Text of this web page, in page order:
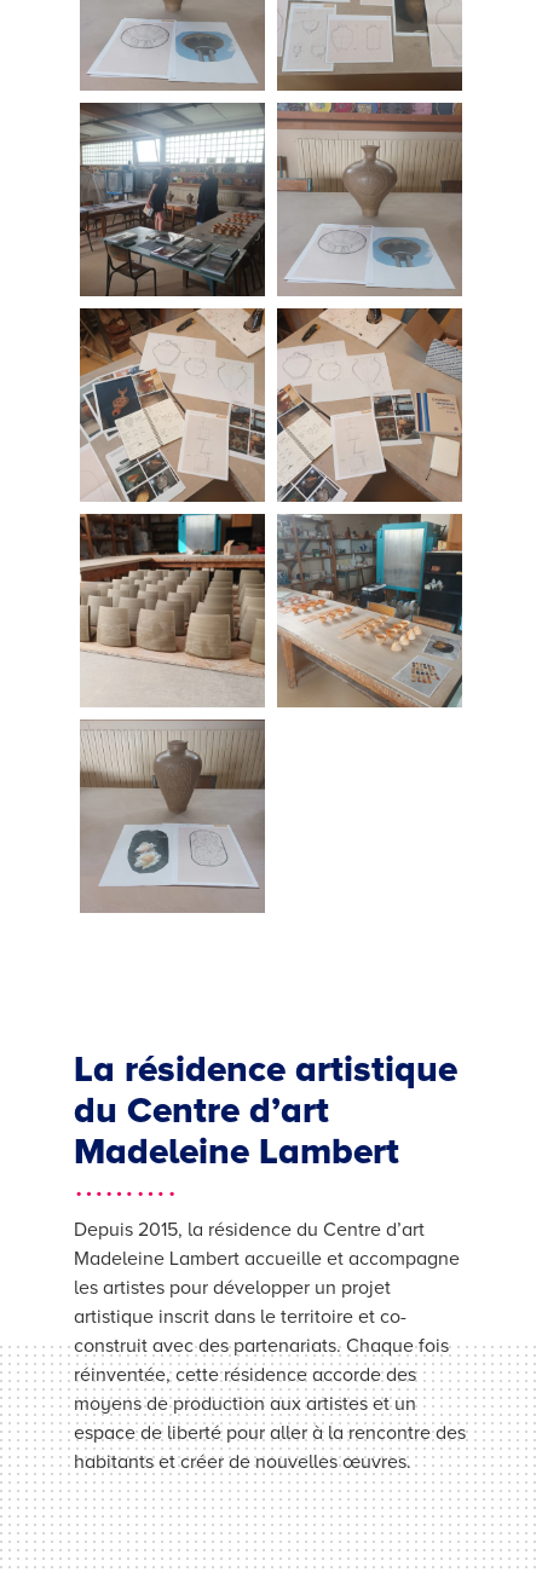
teinture naturelle, à l’enregistrement
sonore et autres techniques
susceptibles de soutenir la figuration
de ses recherches.
Elle a récement été nominée pour le
Prix ICART Artistik Rezo et a participé
aux residences d’été de la Cherche
(Normandie), ainsi qu’a la résidence
Création en cours avec les Ateliers
Médicis (Torcy) où elle a développé un
travail sur la perception de l’autre
qu’humain.e grenouille dans la
continuité de son récent subside de
recherche au ICA Kyoto (Kyoto Institute
for Contemporary Art – Japon). Ses
expositions récentes comprennent
l’exposition en duo Stories of a frog in
a field à Yuge Higashiyama (Jp), les
expositions collectives Nature 2023 au
musée CICA (Ko), BEING – Earth as
event à l’Instituo terra y memoria (Pt),
Hydrographism avec son collectif LIMB
au
Brighton CCA Dorset Place (UK),
Quand, Soudainement avec University
Plurality à l’Espace Voltaire (FR) et la
commission working conditions.
La résidence artistique
du Centre d’art
Madeleine Lambert
……….
Depuis 2015, la résidence du Centre d’art
Madeleine Lambert accueille et accompagne
les artistes pour développer un projet
artistique inscrit dans le territoire et co-
construit avec des partenariats. Chaque fois
réinventée, cette résidence accorde des
moyens de production aux artistes et un
espace de liberté pour aller à la rencontre des
habitants et créer de nouvelles œuvres.